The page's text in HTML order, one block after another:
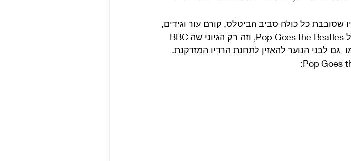
קטעים מתוך ספרים ומאמרים
כל כולה סביב הביטלס, קורם עור וגידים,
גם לבני הנוער להאזין לתחנת הרדיו המזדקנת.